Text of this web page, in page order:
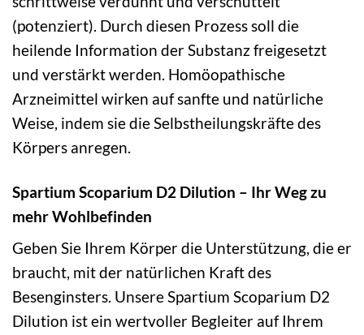
(potenziert). Durch diesen Prozess soll die
heilende Information der Substanz freigesetzt
und verstärkt werden. Homöopathische
Arzneimittel wirken auf sanfte und natürliche
Weise, indem sie die Selbstheilungskräfte des
Körpers anregen.
Spartium Scoparium D2 Dilution – Ihr Weg zu
mehr Wohlbefinden
Geben Sie Ihrem Körper die Unterstützung, die er
braucht, mit der natürlichen Kraft des
Besenginsters. Unsere Spartium Scoparium D2
Dilution ist ein wertvoller Begleiter auf Ihrem